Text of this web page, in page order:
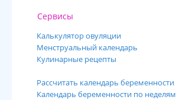
Сервисы
Калькулятор овуляции
Менструальный календарь
Кулинарные рецепты
Рассчитать календарь беременности
Календарь беременности по неделям